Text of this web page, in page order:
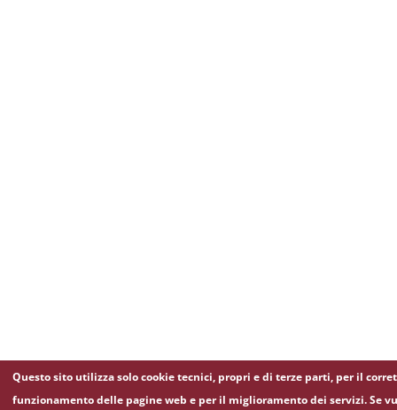
Questo sito utilizza solo cookie tecnici, propri e di terze parti, per il
funzionamento delle pagine web e per il miglioramento dei servizi. Se